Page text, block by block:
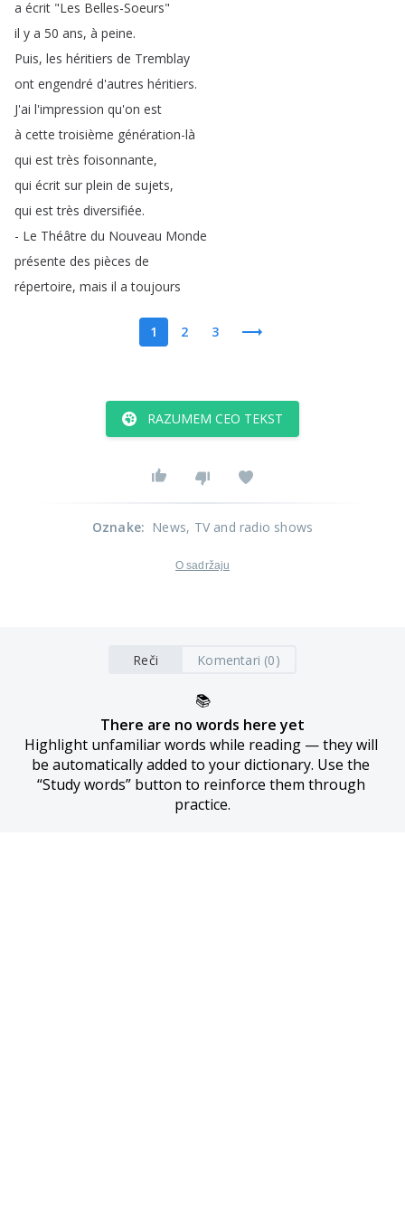
a écrit "Les Belles-Soeurs"
il y a 50 ans, à peine.
Puis, les héritiers de Tremblay
ont engendré d'autres héritiers.
J'ai l'impression qu'on est
à cette troisième génération-là
qui est très foisonnante,
qui écrit sur plein de sujets,
qui est très diversifiée.
- Le Théâtre du Nouveau Monde
présente des pièces de
répertoire, mais il a toujours
1 2 3
RAZUMEM CEO TEKST
Oznake: News, TV and radio shows
O sadržaju
Reči Komentari (0)
📚
There are no words here yet
Highlight unfamiliar words while reading — they will
be automatically added to your dictionary. Use the
“Study words” button to reinforce them through
practice.